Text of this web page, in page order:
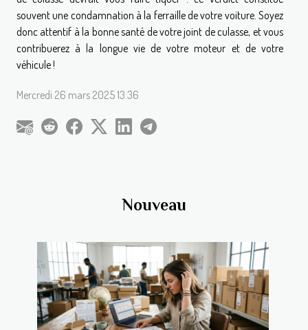
souvent une condamnation à la ferraille de votre voiture. Soyez
donc attentif à la bonne santé de votre joint de culasse, et vous
contribuerez à la longue vie de votre moteur et de votre
véhicule !
Mercredi 26 mars 2025 13:36
Nouveau